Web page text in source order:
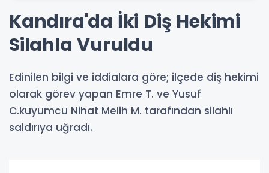
Kandıra'da İki Diş Hekimi
Silahla Vuruldu
Edinilen bilgi ve iddialara göre; ilçede diş hekimi
olarak görev yapan Emre T. ve Yusuf
C.kuyumcu Nihat Melih M. tarafından silahlı
saldırıya uğradı.